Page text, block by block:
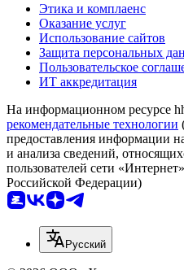
Этика и комплаенс
Оказание услуг
Использование сайтов
Защита персональных
Пользовательское
ИТ аккредитация
На информационном ресурсе
рекомендательные технологии
предоставления информации
и анализа сведений,
пользователей сети
Российской Федерации)
Русский